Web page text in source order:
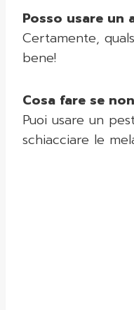
Posso usare
Certamente,
bene!
Cosa fare se
Puoi usare un
schiacciare le